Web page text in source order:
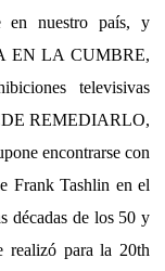
en nuestro país, y
EN LA CUMBRE,
televisivas
REMEDIARLO,
encontrarse con
Frank Tashlin en el
décadas de los 50 y
realizó para la 20th